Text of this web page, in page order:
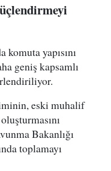
yapısını
geniş kapsamlı
eski muhalif
Bakanlığı
toplamayı